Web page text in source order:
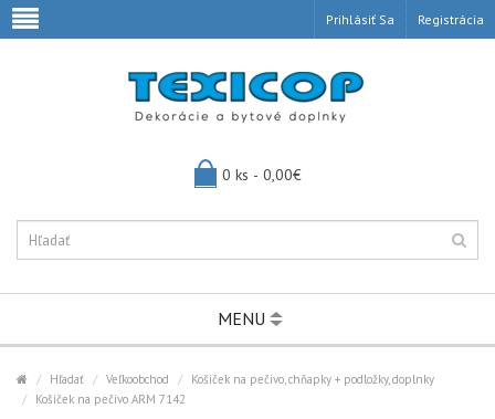
Prihlásiť Sa Registrácia
0 ks - 0,00€
MENU
Hľadať Veľkoobchod
Košíček na pečivo, chňapky + podložky, doplnky
Košíček na pečivo ARM 7142